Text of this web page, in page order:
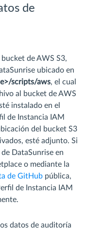
de
de AWS S3,
ubicado en
scripts/aws, el cual
al bucket de AWS
instalado en el
de Instancia IAM
del bucket S3
esté adjunto. Si
DataSunrise en
o mediante la
de GitHub pública,
de Instancia IAM
datos de auditoría